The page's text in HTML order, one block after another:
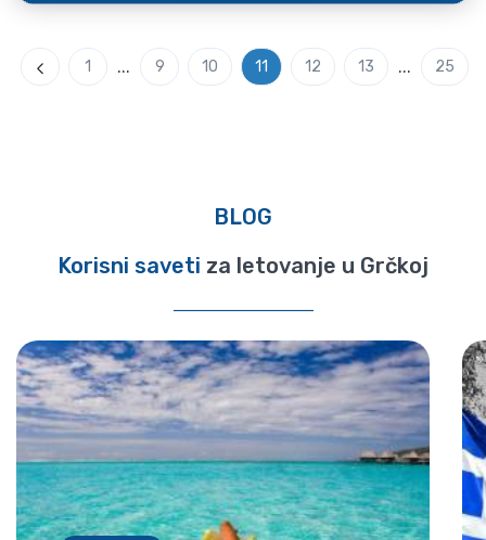
Previous
1 ... 9 10 11 12 13 ... 25
BLOG
Korisni saveti za letovanje u Grčkoj